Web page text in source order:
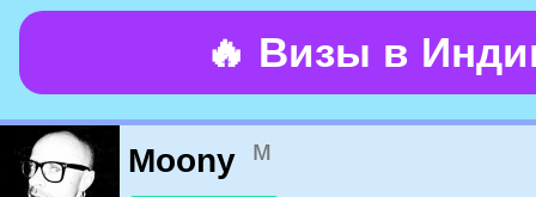
🔥 Визы в
Moony м